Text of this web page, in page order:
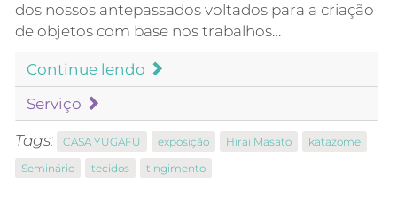
dos nossos antepassados voltados para a criação
de objetos com base nos trabalhos…
Continue lendo
Serviço
Tags: CASA YUGAFU exposição Hirai Masato
katazome
Seminário
tecidos tingimento